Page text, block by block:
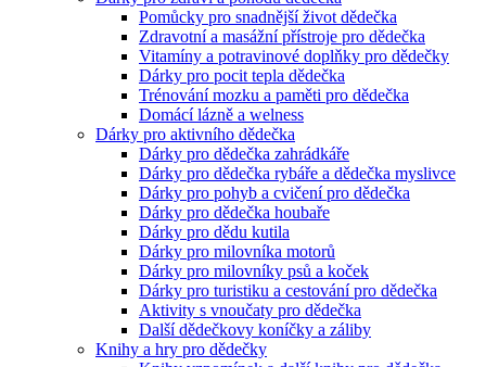
Pomůcky pro snadnější život dědečka
Zdravotní a masážní přístroje pro dědečka
Vitamíny a potravinové doplňky pro dědečky
Dárky pro pocit tepla dědečka
Trénování mozku a paměti pro dědečka
Domácí lázně a welness
Dárky pro aktivního dědečka
Dárky pro dědečka zahrádkáře
Dárky pro dědečka rybáře a dědečka myslivce
Dárky pro pohyb a cvičení pro dědečka
Dárky pro dědečka houbaře
Dárky pro dědu kutila
Dárky pro milovníka motorů
Dárky pro milovníky psů a koček
Dárky pro turistiku a cestování pro dědečka
Aktivity s vnoučaty pro dědečka
Další dědečkovy koníčky a záliby
Knihy a hry pro dědečky